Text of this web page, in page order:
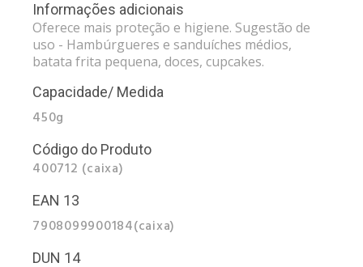
Informações adicionais
Oferece mais proteção e higiene. Sugestão de
uso - Hambúrgueres e sanduíches médios,
batata frita pequena, doces, cupcakes.
Capacidade/ Medida
450g
Código do Produto
400712 (caixa)
EAN 13
7908099900184(caixa)
DUN 14